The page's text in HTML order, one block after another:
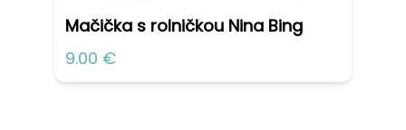
Mačička s rolničkou Nina Bing
9.00 €